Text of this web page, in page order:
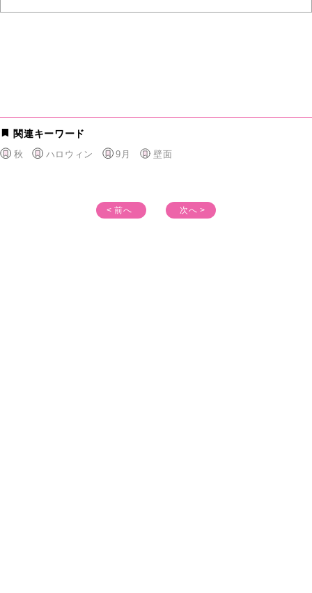
関連キーワード
秋 ハロウィン 9月 壁面
< 前へ 次へ >